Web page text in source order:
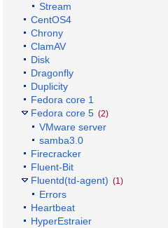
Stream
CentOS4
Chrony
ClamAV
Disk
Dragonfly
Duplicity
Fedora core 1
Fedora core 5 (2)
VMware server
samba3.0
Firecracker
Fluent-Bit
Fluentd(td-agent) (1)
Errors
Heartbeat
HyperEstraier